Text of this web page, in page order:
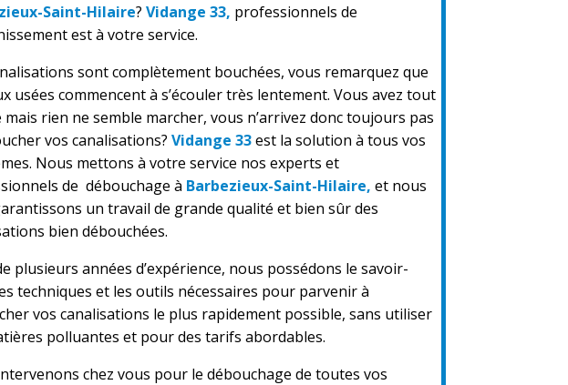
Saint-Hilaire? Vidange 33, professionnels de
est à votre service.
sont complètement bouchées, vous remarquez que
usées commencent à s’écouler très lentement. Vous avez tout
mais rien ne semble marcher, vous n’arrivez donc toujours pas
vos canalisations? Vidange 33est la solution à tous vos
Nous mettons à votre service nos experts et
de débouchage à Barbezieux-Saint-Hilaire, et nous
un travail de grande qualité et bien sûr des
bien débouchées.
plusieurs années d’expérience, nous possédons le savoir-
techniques et les outils nécessaires pour parvenir à
vos canalisations le plus rapidement possible, sans utiliser
polluantes et pour des tarifs abordables.
chez vous pour le débouchage de toutes vos